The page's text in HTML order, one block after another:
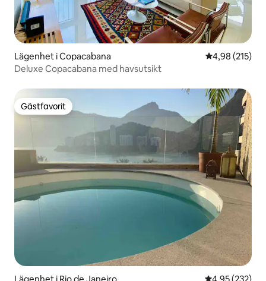
Lägenhet i Copacabana 4,98 av 5 i
4,98 (215)
Deluxe Copacabana med havsutsikt
Gästfavorit
Gästfavorit